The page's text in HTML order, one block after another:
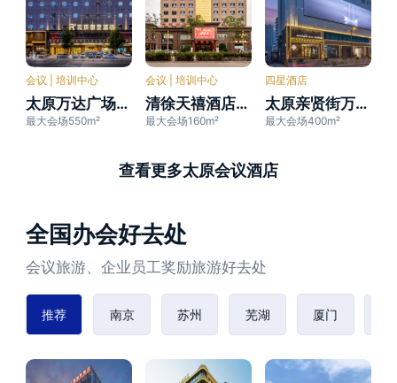
会议 | 培训中心
太原万达广场云顶丽呈酒店
最大会场550m²
会议 | 培训中心
清徐天禧酒店（徐沟中学店）
最大会场160m²
四星酒店
太原亲贤街万达悦华酒店
最大会场400m²
查看更多太原会议酒店
全国办会好去处
会议旅游、企业员工奖励旅游好去处
推荐 南京 苏州 芜湖 厦门